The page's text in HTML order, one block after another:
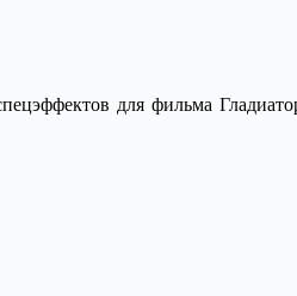
для фильма